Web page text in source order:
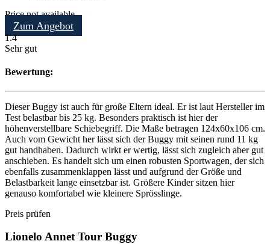
Price not available
Zum Angebot
1.4
Sehr gut
Bewertung:
Dieser Buggy ist auch für große Eltern ideal. Er ist laut Hersteller im
Test belastbar bis 25 kg. Besonders praktisch ist hier der
höhenverstellbare Schiebegriff. Die Maße betragen 124x60x106 cm.
Auch vom Gewicht her lässt sich der Buggy mit seinen rund 11 kg
gut handhaben. Dadurch wirkt er wertig, lässt sich zugleich aber gut
anschieben. Es handelt sich um einen robusten Sportwagen, der sich
ebenfalls zusammenklappen lässt und aufgrund der Größe und
Belastbarkeit lange einsetzbar ist. Größere Kinder sitzen hier
genauso komfortabel wie kleinere Sprösslinge.
Preis prüfen
Lionelo Annet Tour Buggy